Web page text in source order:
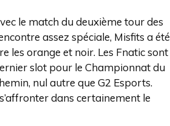
le match du deuxième tour des
assez spéciale, Misfits a été
les orange et noir. Les Fnatic sont
slot pour le Championnat du
nul autre que G2 Esports.
dans certainement le